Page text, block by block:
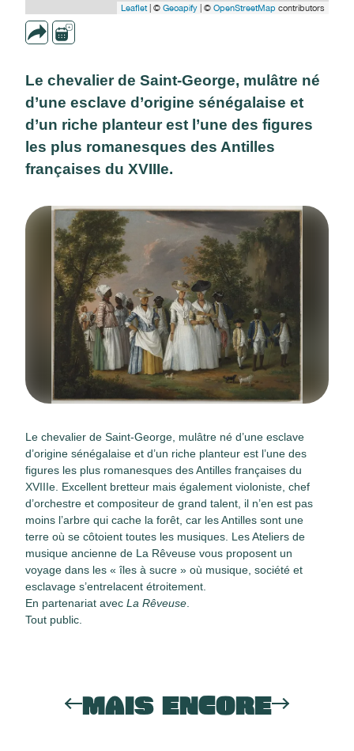
Leaflet| © Geoapify | © OpenStreetMap contributors
Le chevalier de Saint-George, mulâtre né
d’une esclave d’origine sénégalaise et
d’un riche planteur est l’une des figures
les plus romanesques des Antilles
françaises du XVIIIe.
Le chevalier de Saint-George, mulâtre né d’une esclave
d’origine sénégalaise et d’un riche planteur est l’une des
figures les plus romanesques des Antilles françaises du
XVIIIe. Excellent bretteur mais également violoniste, chef
d’orchestre et compositeur de grand talent, il n’en est pas
moins l’arbre qui cache la forêt, car les Antilles sont une
terre où se côtoient toutes les musiques. Les Ateliers de
musique ancienne de La Rêveuse vous proposent un
voyage dans les « îles à sucre » où musique, société et
esclavage s’entrelacent étroitement.
En partenariat avec La Rêveuse
Tout public.
MAIS ENCORE